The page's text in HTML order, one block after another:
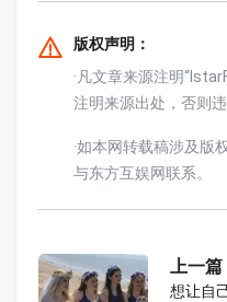
版权声明：
·凡文章来源注明
注明来源出处，否则
·如本网转载稿涉及版
与东方互娱网联系。
上一篇
想让自